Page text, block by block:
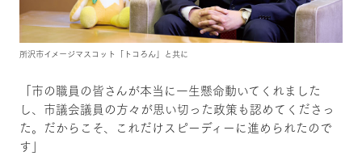
所沢市イメージマスコット「トコろん」と共に
「市の職員の皆さんが本当に一生懸命動いてくれました
し、市議会議員の方々が思い切った政策も認めてくださっ
た。だからこそ、これだけスピーディーに進められたので
す」